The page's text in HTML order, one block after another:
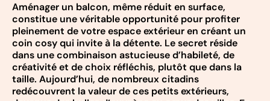
Aménager un balcon, même réduit en surface,
constitue une véritable opportunité pour profiter
pleinement de votre espace extérieur en créant un
coin cosy qui invite à la détente. Le secret réside
dans une combinaison astucieuse d’habileté, de
créativité et de choix réfléchis, plutôt que dans la
taille. Aujourd’hui, de nombreux citadins
redécouvrent la valeur de ces petits extérieurs,